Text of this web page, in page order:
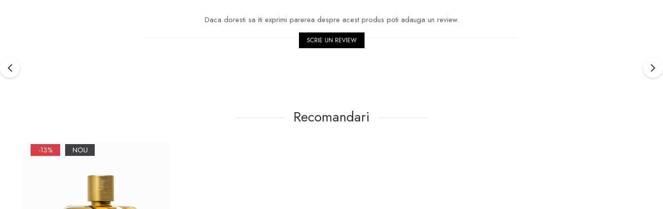
Daca doresti sa iti exprimi parerea despre acest produs poti adauga un review.
SCRIE UN REVIEW
Recomandari
-13% NOU